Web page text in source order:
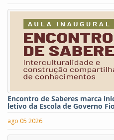
Encontro de Saberes marca
letivo da Escola de Governo
ago 05 2026